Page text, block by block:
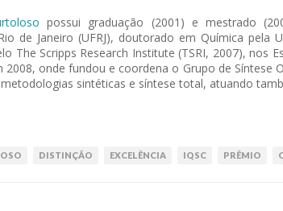
possui graduação (2001) e mestrado
de Janeiro (UFRJ), doutorado em Química pela
The Scripps Research Institute (TSRI, 2007), nos
2008, onde fundou e coordena o Grupo de Síntese
sintéticas e síntese total, atuando
DISTINÇÃO EXCELÊNCIA IQSC PRÊMIO